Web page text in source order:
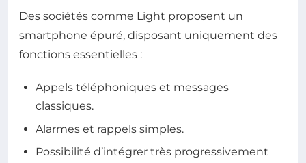
Des sociétés comme Light proposent un
smartphone épuré, disposant uniquement des
fonctions essentielles :
Appels téléphoniques et messages
classiques.
Alarmes et rappels simples.
Possibilité d’intégrer très progressivement